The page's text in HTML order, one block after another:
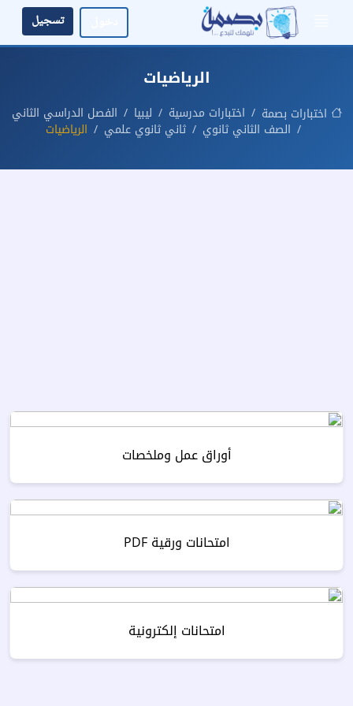
تسجيل
الرياضيات
اختبارات بصمة اختبارات مدرسية ليبيا
الفصل الدراسي الثاني
الصف الثاني ثانوي
ثاني ثانوي علمي الرياضيات
أوراق عمل وملخصات
امتحانات ورقية PDF
امتحانات إلكترونية